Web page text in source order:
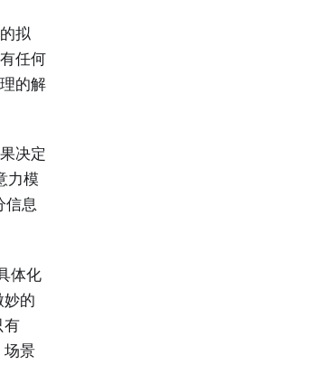
拟
任何
的解
决定
力模
信息
体化
妙的
有
场景